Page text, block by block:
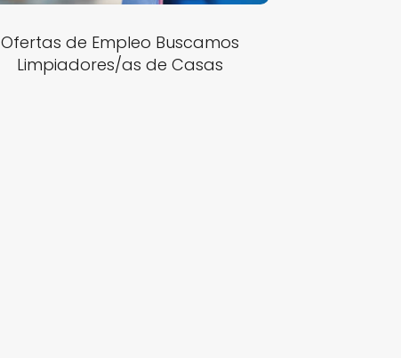
Ofertas de Empleo Buscamos
Limpiadores/as de Casas